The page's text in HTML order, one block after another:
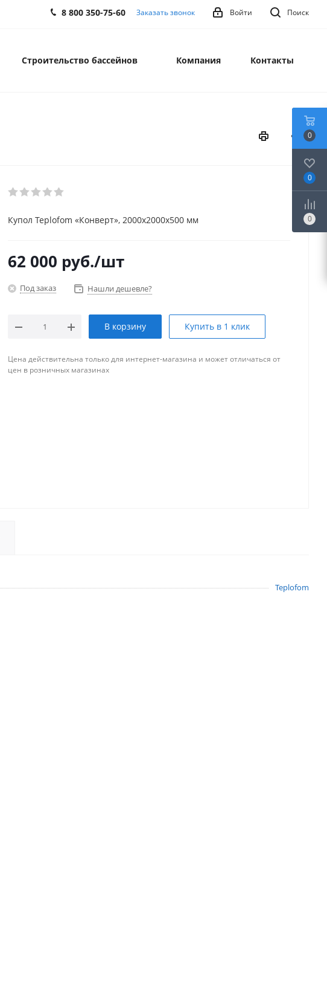
Поиск
Войти
8 800 350-75-60 Заказать звонок
Строительство бассейнов Компания Контакты
Купол Teplofom «Конверт», 2000х2000х500 мм
62 000 руб./шт
Под заказ Нашли дешевле?
В корзину Купить в 1 клик
Цена действительна только для интернет-магазина и может отличаться от
цен в розничных магазинах
Teplofom
0
0
0